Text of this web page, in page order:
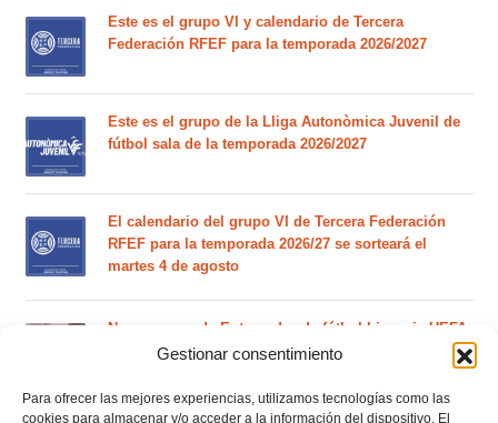
Gestionar consentimiento
Para ofrecer las mejores experiencias, utilizamos tecnologías como las
cookies para almacenar y/o acceder a la información del dispositivo. El
Este es el grupo VI y calendario de Tercera
Federación RFEF para la temporada 2026/2027
Este es el grupo de la Lliga Autonòmica Juvenil de
fútbol sala de la temporada 2026/2027
El calendario del grupo VI de Tercera Federación
RFEF para la temporada 2026/27 se sorteará el
martes 4 de agosto
Nuevo curso de Entrenador de fútbol Licencia UEFA
C que comenzará en noviembre 2026 (agotadas las